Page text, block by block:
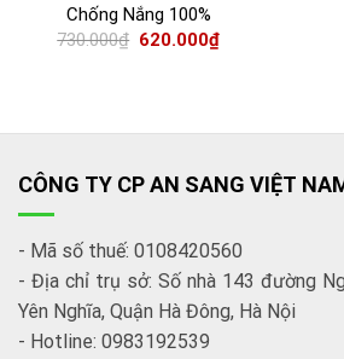
Chống Nắng 100%
730.000₫ 620.000₫
CÔNG TY CP AN SANG VIỆT
- Mã số thuế: 0108420560
- Địa chỉ trụ sở: Số nhà 143 đường
Yên Nghĩa, Quận Hà Đông, Hà Nội
- Hotline: 0983192539